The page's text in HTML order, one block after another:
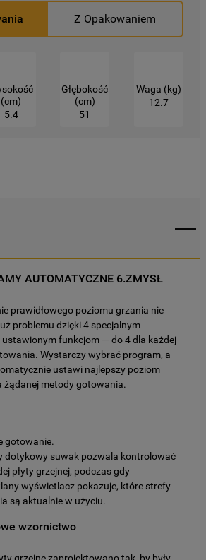
Z Opakowaniem
(cm)
5.4
Głębokość
(cm)
51
Waga (kg)
12.7
AUTOMATYCZNE 6.ZMYSŁ
prawidłowego poziomu grzania nie
problemu dzięki 4 specjalnym
ustawionym funkcjom — do 4 dla każdej
Wystarczy wybrać program, a
ustawi najlepszy poziom
żądanej metody gotowania.
gotowanie.
dotykowy suwak pozwala kontrolować
płyty grzejnej, podczas gdy
wyświetlacz pokazuje, które strefy
są aktualnie w użyciu.
wzornictwo
działania strony.